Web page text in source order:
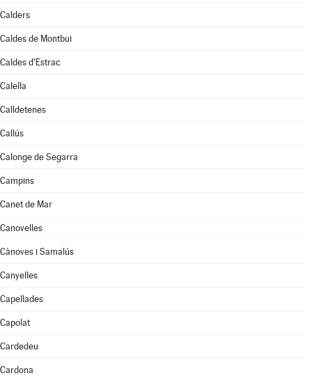
Calders
Caldes de Montbui
Caldes d'Estrac
Calella
Calldetenes
Callús
Calonge de Segarra
Campins
Canet de Mar
Canovelles
Cànoves i Samalús
Canyelles
Capellades
Capolat
Cardedeu
Cardona